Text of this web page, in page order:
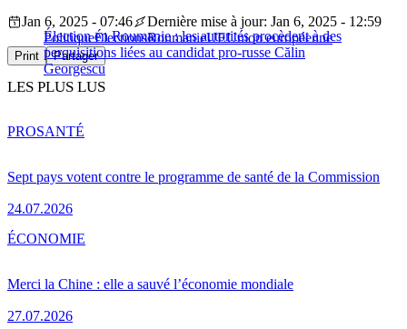
Élection en Roumanie : les autorités procèdent à des
perquisitions liées au candidat pro-russe Călin
Georgescu
Jan 6, 2025 - 07:46
Dernière mise à jour: Jan 6, 2025 - 12:59
PolitiqueÉlectionsRoumanieUEUnion européenne
Print Partager
LES PLUS LUS
Sept pays votent contre le programme de santé de la Commission
24.07.2026
PROSANTÉ
Merci la Chine : elle a sauvé l’économie mondiale
27.07.2026
ÉCONOMIE